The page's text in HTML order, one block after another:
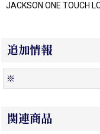
JACKSON ONE TOUCH
追加情報
※
関連商品